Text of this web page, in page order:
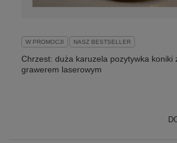
W PROMOCJI NASZ BESTSELLER
Chrzest: duża karuzela pozytywka koniki
grawerem laserowym